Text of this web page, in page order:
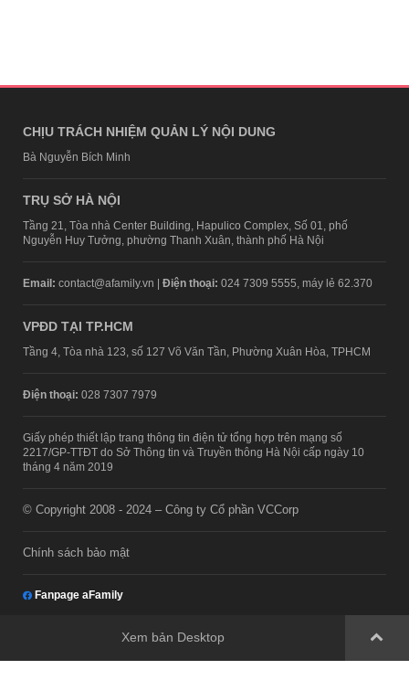
CHỊU TRÁCH NHIỆM QUẢN LÝ NỘI DUNG
Bà Nguyễn Bích Minh
TRỤ SỞ HÀ NỘI
Tầng 21, Tòa nhà Center Building, Hapulico Complex, Số 01, phố
Nguyễn Huy Tưởng, phường Thanh Xuân, thành phố Hà Nội
Email: contact@afamily.vn | Điện thoại: 024 7309 5555, máy lẻ 62.370
VPĐD TẠI TP.HCM
Tầng 4, Tòa nhà 123, số 127 Võ Văn Tần, Phường Xuân Hòa, TPHCM
Điện thoại: 028 7307 7979
Giấy phép thiết lập trang thông tin điện tử tổng hợp trên mạng số
2217/GP-TTĐT do Sở Thông tin và Truyền thông Hà Nội cấp ngày 10
tháng 4 năm 2019
© Copyright 2008 - 2024 – Công ty Cổ phần VCCorp
Chính sách bảo mật
Fanpage aFamily
Xem bản Desktop